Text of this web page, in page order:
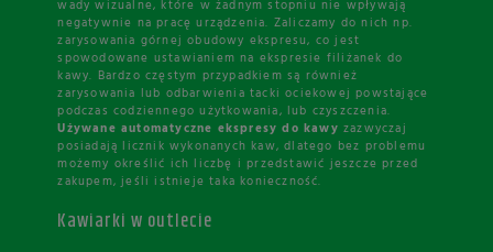
wady wizualne, które w żadnym stopniu nie wpływają
negatywnie na pracę urządzenia. Zaliczamy do nich np.
zarysowania górnej obudowy ekspresu, co jest
spowodowane ustawianiem na ekspresie filiżanek do
kawy. Bardzo częstym przypadkiem są również
zarysowania lub odbarwienia tacki ociekowej powstające
podczas codziennego użytkowania, lub czyszczenia.
Używane automatyczne ekspresy do kawy zazwyczaj
posiadają licznik wykonanych kaw, dlatego bez problemu
możemy określić ich liczbę i przedstawić jeszcze przed
zakupem, jeśli istnieje taka konieczność.
Kawiarki w outlecie